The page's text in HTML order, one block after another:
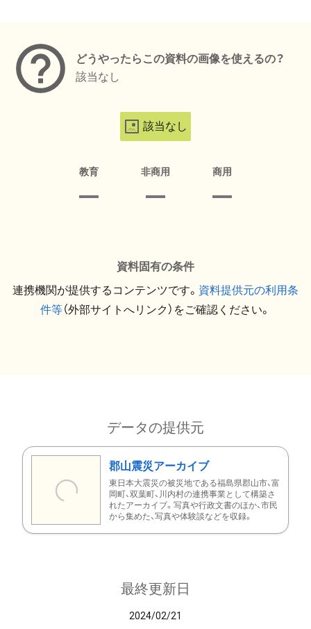
どうやったらこの資料の画像を使えるの？
該当なし
該当なし
教育 非商用 商用
資料固有の条件
連携機関が提供するコンテンツです。 資料提供元の利用条
件等（外部サイトへリンク）をご確認ください。
データの提供元
郡山震災アーカイブ
東日本大震災の被災地である福島県郡山市、富
岡町、双葉町、川内村の連携事業として構築さ
れたアーカイブ。写真や行政文書のほか、市民
から集めた、写真や体験談などを収録。
最終更新日
2024/02/21